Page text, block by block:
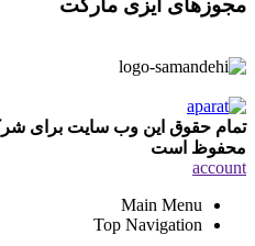
تمام حقوق این وب سایت برای
محفوظ است
account
Main Menu
Top Navigation